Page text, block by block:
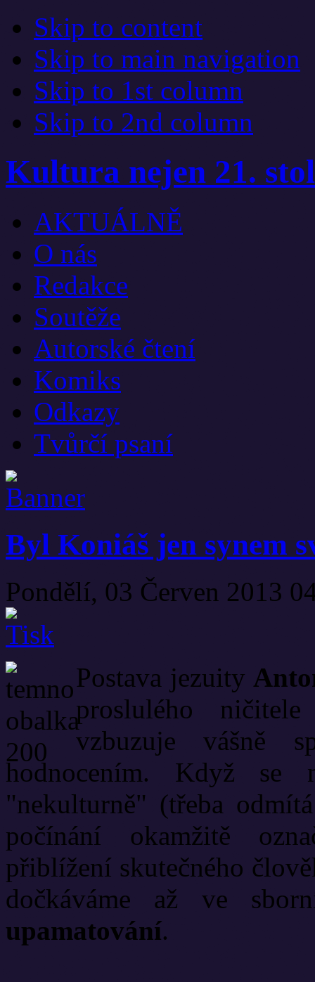
Skip to content
Skip to main navigation
Skip to 1st column
Skip to 2nd column
Kultura nejen 21.
AKTUÁLNĚ
O nás
Redakce
Soutěže
Autorské čtení
Komiks
Odkazy
Tvůrčí psaní
Byl Koniáš jen synem
Pondělí, 03 Červen 2013
Postava jezuity
proslulého
vzbuzuje vášně
hodnocením. Když se
"nekulturně" (třeba
počínání okamžitě
přiblížení skutečného
dočkáváme až ve
upamatování.